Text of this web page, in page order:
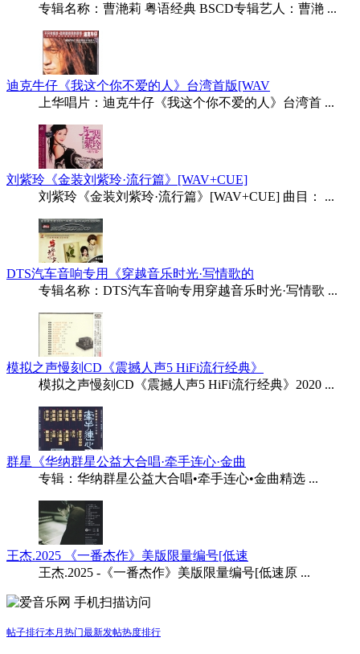
专辑名称：曹滟莉 粤语经典 BSCD专辑艺人：曹滟 ...
迪克牛仔《我这个你不爱的人》台湾首版[WAV
上华唱片：迪克牛仔《我这个你不爱的人》台湾首 ...
刘紫玲《金装刘紫玲·流行篇》[WAV+CUE]
刘紫玲《金装刘紫玲·流行篇》[WAV+CUE] 曲目： ...
DTS汽车音响专用《穿越音乐时光·写情歌的
专辑名称：DTS汽车音响专用穿越音乐时光·写情歌 ...
模拟之声慢刻CD《震撼人声5 HiFi流行经典》
模拟之声慢刻CD《震撼人声5 HiFi流行经典》2020 ...
群星《华纳群星公益大合唱·牵手连心·金曲
专辑：华纳群星公益大合唱•牵手连心•金曲精选 ...
王杰.2025 《一番杰作》美版限量编号[低速
王杰.2025 -《一番杰作》美版限量编号[低速原 ...
手机扫描访问
帖子排行本月热门最新发帖热度排行